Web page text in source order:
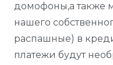
домофоны,а также
нашего
распашные) в
платежи будут